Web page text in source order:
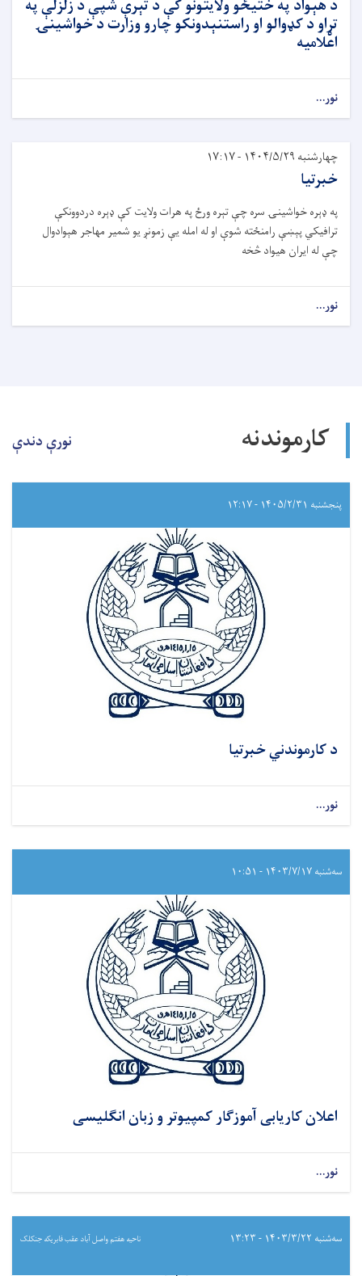
د هېواد په ختیځو ولایتونو کې د تېرې شپې د زلزلې په
تړاو د کډوالو او راستنېدونکو چارو وزارت د خواشینۍ
اعلامیه
نور...
چهارشنبه ۱۴۰۴/۵/۲۹ - ۱۷:۱۷
خبرتیا
په ډېره خواشینۍ سره چې تېره ورځ په هرات ولایت کې ډېره دردوونکې
ترافیکي پېښې رامنځته شوې او له امله یې زمونږ یو شمیر مهاجر هېوادوال
چې له ایران هیواد څخه
نور...
کارموندنه نورې دندې
پنجشنبه ۱۴۰۵/۲/۳۱ - ۱۲:۱۷
د کارموندني خبرتیا
نور...
سه‌شنبه ۱۴۰۳/۷/۱۷ - ۱۰:۵۱
اعلان کاریابی آموزگار کمپیوتر و زبان انگلیسی
نور...
سه‌شنبه ۱۴۰۳/۳/۲۲ - ۱۳:۲۳ ناحیه هفتم واصل آباد عقب فابریکه جنکلک